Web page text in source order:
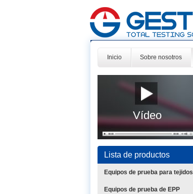
Inicio Sobre nosotros
Vídeo
Lista de productos
Equipos de prueba para tejidos
Equipos de prueba de EPP